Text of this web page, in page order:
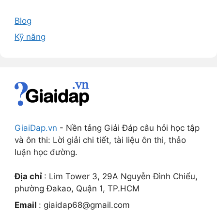
Blog
Kỹ năng
GiaiDap.vn - Nền tảng Giải Đáp câu hỏi học tập
và ôn thi: Lời giải chi tiết, tài liệu ôn thi, thảo
luận học đường.
Địa chỉ : Lim Tower 3, 29A Nguyễn Đình Chiểu,
phường Đakao, Quận 1, TP.HCM
Email : giaidap68@gmail.com